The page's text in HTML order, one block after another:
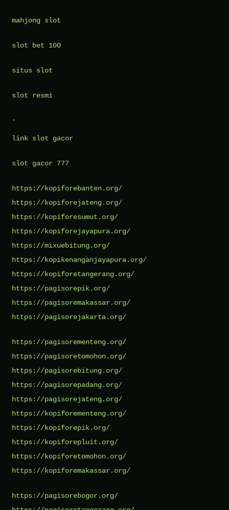
mahjong slot
slot bet 100
situs slot
slot resmi
.
link slot gacor
slot gacor 777
https://kopiforebanten.org/
https://kopiforejateng.org/
https://kopiforesumut.org/
https://kopiforejayapura.org/
https://mixuebitung.org/
https://kopikenanganjayapura.org/
https://kopiforetangerang.org/
https://pagisorepik.org/
https://pagisoremakassar.org/
https://pagisorejakarta.org/
https://pagisorementeng.org/
https://pagisoretomohon.org/
https://pagisorebitung.org/
https://pagisorepadang.org/
https://pagisorejateng.org/
https://kopiforementeng.org/
https://kopiforepik.org/
https://kopiforepluit.org/
https://kopiforetomohon.org/
https://kopiforemakassar.org/
https://pagisorebogor.org/